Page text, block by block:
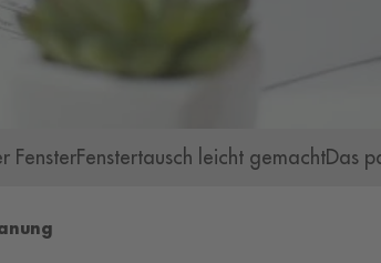
FensterFenstertausch leicht gemachtDas